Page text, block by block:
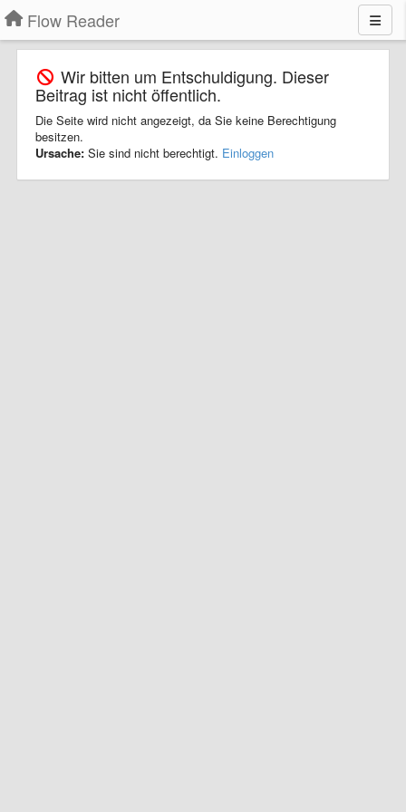
Flow Reader
Wir bitten um Entschuldigung. Dieser
Beitrag ist nicht öffentlich.
Die Seite wird nicht angezeigt, da Sie keine Berechtigung
besitzen.
Ursache: Sie sind nicht berechtigt. Einloggen